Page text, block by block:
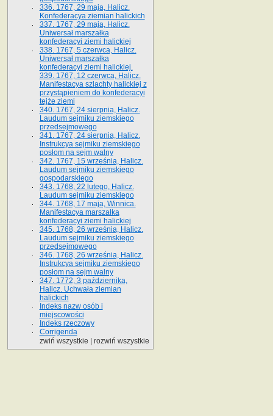
336. 1767, 29 maja, Halicz.
Konfederacya ziemian halickich
337. 1767, 29 maja, Halicz.
Uniwersał marszałka
konfederacyi ziemi halickiej
338. 1767, 5 czerwca, Halicz.
Uniwersał marszałka
konfederacyi ziemi halickiej.
339. 1767, 12 czerwca, Halicz.
Manifestacya szlachty halickiej z
przystąpieniem do konfederacyi
tejże ziemi
340. 1767, 24 sierpnia, Halicz.
Laudum sejmiku ziemskiego
przedsejmowego
341. 1767, 24 sierpnia, Halicz.
Instrukcya sejmiku ziemskiego
posłom na sejm walny
342. 1767, 15 września, Halicz.
Laudum sejmiku ziemskiego
gospodarskiego
343. 1768, 22 lutego, Halicz.
Laudum sejmiku ziemskiego
344. 1768, 17 maja, Winnica.
Manifestacya marszałka
konfederacyi ziemi halickiej
345. 1768, 26 września, Halicz.
Laudum sejmiku ziemskiego
przedsejmowego
346. 1768, 26 września, Halicz.
Instrukcya sejmiku ziemskiego
posłom na sejm walny
347. 1772, 3 października,
Halicz. Uchwała ziemian
halickich
Indeks nazw osób i
miejscowości
Indeks rzeczowy
Corrigenda
zwiń wszystkie
rozwiń wszystkie